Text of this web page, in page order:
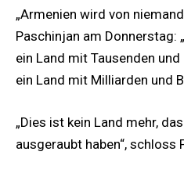
„Armenien wird von
Paschinjan am Donnerstag:
ein Land mit Tausenden
ein Land mit Milliarden und
„Dies ist kein Land mehr,
ausgeraubt haben“, schloss